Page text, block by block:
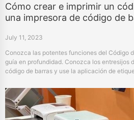
Cómo crear e imprimir un
una impresora de código de
July 11, 2023
Conozca las potentes funciones del Código
guía en profundidad. Conozca los entresijos
código de barras y use la aplicación de
impresora. Utilice la herramienta de código
potencial de la tienda shopify.